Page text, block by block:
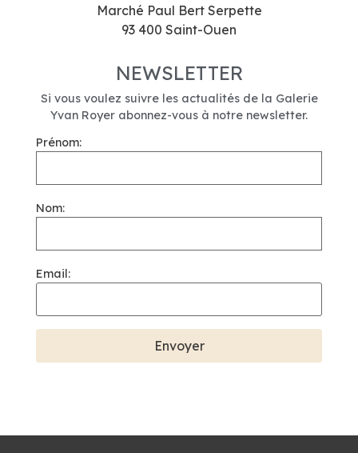
Marché Paul Bert Serpette
93 400 Saint-Ouen
NEWSLETTER
Si vous voulez suivre les actualités de la Galerie
Yvan Royer abonnez-vous à notre newsletter.
Prénom:
Nom:
Email: